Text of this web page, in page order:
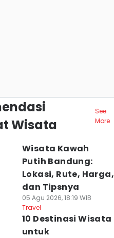
Wisata
See
More
Wisata Kawah
Putih Bandung:
Lokasi, Rute, Harga,
dan Tipsnya
05 Agu 2026, 18:19 WIB
Travel
10 Destinasi Wisata
untuk